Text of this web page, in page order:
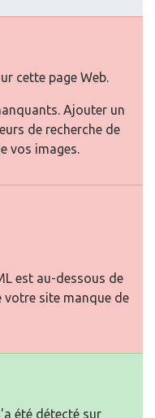
cette page Web.
Ajouter un
de recherche de
vos images.
est au-dessous de
votre site manque de
été détecté sur